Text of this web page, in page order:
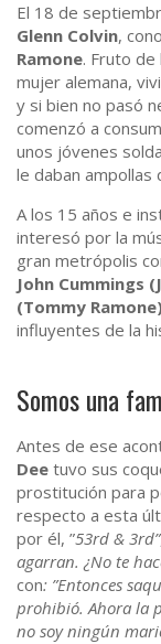
El 18 de
Glenn Colvin,
Ramone. Fruto de
mujer alemana,
y si bien no pasó
comenzó a
unos jóvenes
le daban ampollas
A los 15 años e
interesó por la
gran metrópolis
John Cummings
(Tommy
influyentes de la
Somos una
Antes de ese
Dee tuvo sus
prostitución para
respecto a esta
por él, ”53rd & 3rd”
agarran. ¿No te
con: ”Entonces
prohibió. Ahora la
no soy ningún